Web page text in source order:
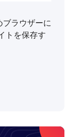
ラウザーに
トを保存す